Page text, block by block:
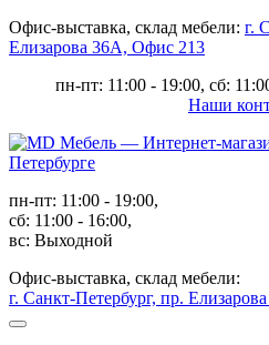
Офис-выставка, склад мебели: г.
Елизарова 36А, Офис 213
пн-пт: 11:00 - 19:00, сб:
Наши
пн-пт: 11:00 - 19:00,
сб: 11:00 - 16:00,
вс: Выходной
Офис-выставка, склад мебели:
г. Санкт-Петербург, пр.